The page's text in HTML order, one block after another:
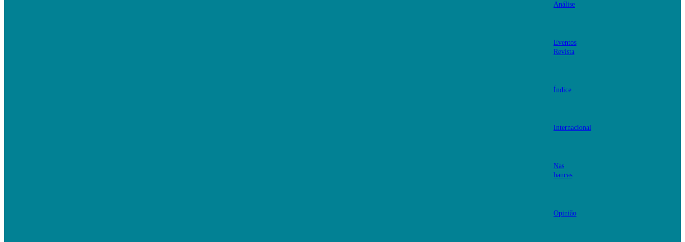
Análise
Eventos
Revista
Índice
Internacional
Nas
bancas
Opinião